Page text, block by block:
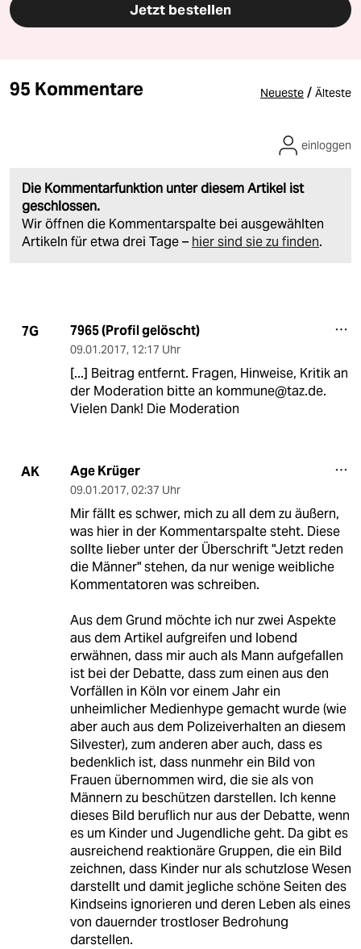
Jetzt bestellen
95 Kommentare Neueste / Älteste
Die Kommentarfunktion unter diesem Artikel ist
geschlossen.
Wir öffnen die Kommentarspalte bei ausgewählten
Artikeln für etwa drei Tage – hier sind sie zu finden.
einloggen
7G 7965 (Profil gelöscht)
09.01.2017, 12:17 Uhr
[...] Beitrag entfernt. Fragen, Hinweise, Kritik an
der Moderation bitte an kommune@taz.de.
Vielen Dank! Die Moderation
AK Age Krüger
09.01.2017, 02:37 Uhr
Mir fällt es schwer, mich zu all dem zu äußern,
was hier in der Kommentarspalte steht. Diese
sollte lieber unter der Überschrift "Jetzt reden
die Männer" stehen, da nur wenige weibliche
Kommentatoren was schreiben.
Aus dem Grund möchte ich nur zwei Aspekte
aus dem Artikel aufgreifen und lobend
erwähnen, dass mir auch als Mann aufgefallen
ist bei der Debatte, dass zum einen aus den
Vorfällen in Köln vor einem Jahr ein
unheimlicher Medienhype gemacht wurde (wie
aber auch aus dem Polizeiverhalten an diesem
Silvester), zum anderen aber auch, dass es
bedenklich ist, dass nunmehr ein Bild von
Frauen übernommen wird, die sie als von
Männern zu beschützen darstellen. Ich kenne
dieses Bild beruflich nur aus der Debatte, wenn
es um Kinder und Jugendliche geht. Da gibt es
ausreichend reaktionäre Gruppen, die ein Bild
zeichnen, dass Kinder nur als schutzlose Wesen
darstellt und damit jegliche schöne Seiten des
Kindseins ignorieren und deren Leben als eines
von dauernder trostloser Bedrohung
darstellen.